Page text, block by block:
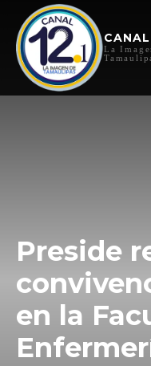
CANAL
La
Preside
en la